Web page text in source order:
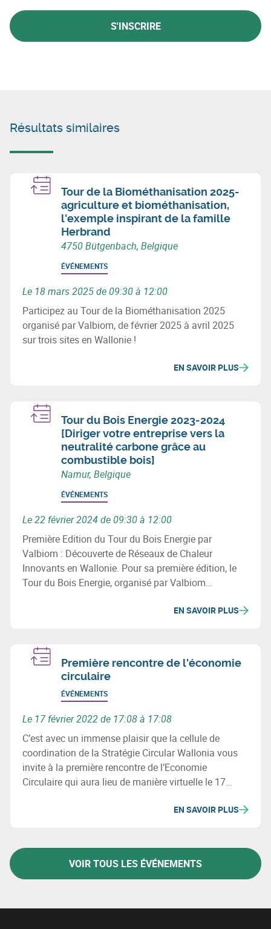
S'INSCRIRE
Résultats similaires
Tour de la Biométhanisation 2025-
agriculture et biométhanisation,
l'exemple inspirant de la famille
Herbrand
4750 Bütgenbach, Belgique
ÉVÉNEMENTS
Le 18 mars 2025 de 09:30 à 12:00
Participez au Tour de la Biométhanisation 2025
organisé par Valbiom, de février 2025 à avril 2025
sur trois sites en Wallonie !
EN SAVOIR PLUS
Tour du Bois Energie 2023-2024
[Diriger votre entreprise vers la
neutralité carbone grâce au
combustible bois]
Namur, Belgique
ÉVÉNEMENTS
Le 22 février 2024 de 09:30 à 12:00
Première Edition du Tour du Bois Energie par
Valbiom : Découverte de Réseaux de Chaleur
Innovants en Wallonie. Pour sa première édition, le
Tour du Bois Energie, organisé par Valbiom
sites qui ont développé un réseau de chaleur en
EN SAVOIR PLUS
Première rencontre de l'économie
circulaire
ÉVÉNEMENTS
Le 17 février 2022 de 17:08 à 17:08
C’est avec un immense plaisir que la cellule de
coordination de la Stratégie Circular Wallonia vous
invite à la première rencontre de l’Economie
Circulaire qui aura lieu de manière virtuelle le 17
EN SAVOIR PLUS
VOIR TOUS LES ÉVÉNEMENTS